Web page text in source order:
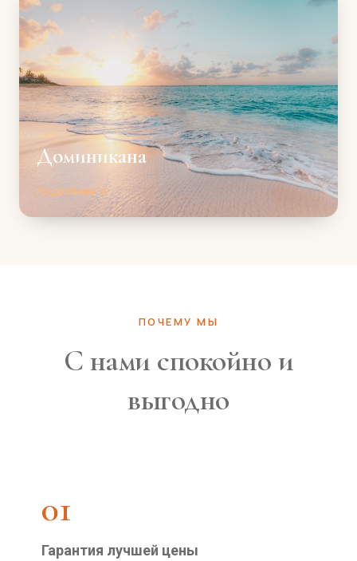
Доминикана
Подробнее →
ПОЧЕМУ МЫ
С нами спокойно и
выгодно
01
Гарантия лучшей цены